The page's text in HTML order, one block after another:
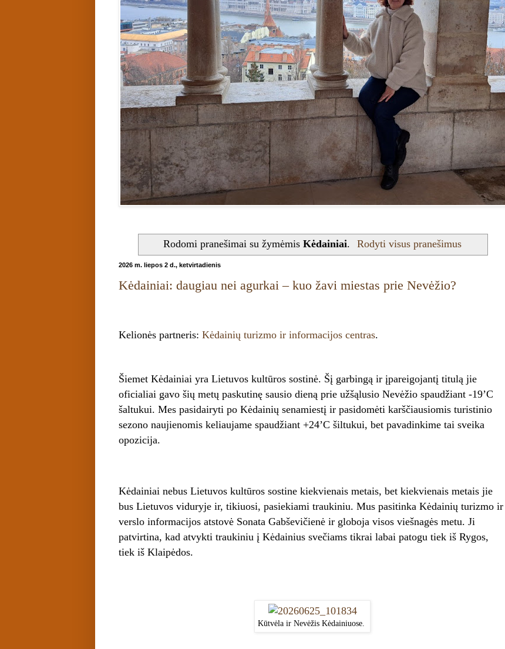
Rodomi pranešimai su žymėmis Kėdainiai. Rodyti visus pranešimus
2026 m. liepos 2 d., ketvirtadienis
Kėdainiai: daugiau nei agurkai – kuo žavi miestas prie Nevėžio?
Kelionės partneris: Kėdainių turizmo ir informacijos centras.
Šiemet Kėdainiai yra Lietuvos kultūros sostinė. Šį garbingą ir įpareigojantį titulą jie
oficialiai gavo šių metų paskutinę sausio dieną prie užšąlusio Nevėžio spaudžiant -19’C
šaltukui. Mes pasidairyti po Kėdainių senamiestį ir pasidomėti karščiausiomis turistinio
sezono naujienomis keliaujame spaudžiant +24’C šiltukui, bet pavadinkime tai sveika
opozicija.
Kėdainiai nebus Lietuvos kultūros sostine kiekvienais metais, bet kiekvienais metais jie
bus Lietuvos viduryje ir, tikiuosi, pasiekiami traukiniu. Mus pasitinka Kėdainių turizmo ir
verslo informacijos atstovė Sonata Gabševičienė ir globoja visos viešnagės metu. Ji
patvirtina, kad atvykti traukiniu į Kėdainius svečiams tikrai labai patogu tiek iš Rygos,
tiek iš Klaipėdos.
Kūtvėla ir Nevėžis Kėdainiuose.